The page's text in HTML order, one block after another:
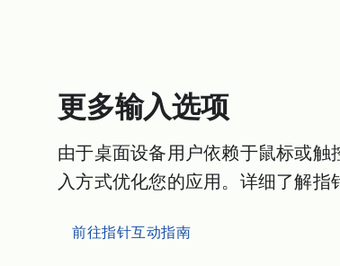
更多输入选项
由于桌面设备用户依赖于鼠标或
入方式优化您的应用。详细了解指
前往指针互动指南